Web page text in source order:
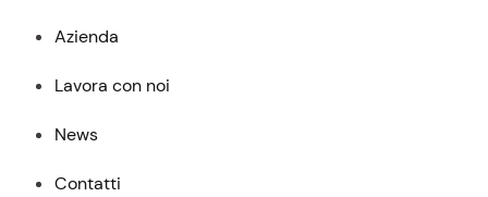
Azienda
Lavora con noi
News
Contatti